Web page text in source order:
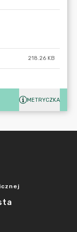
218.26 KB
METRYCZKA